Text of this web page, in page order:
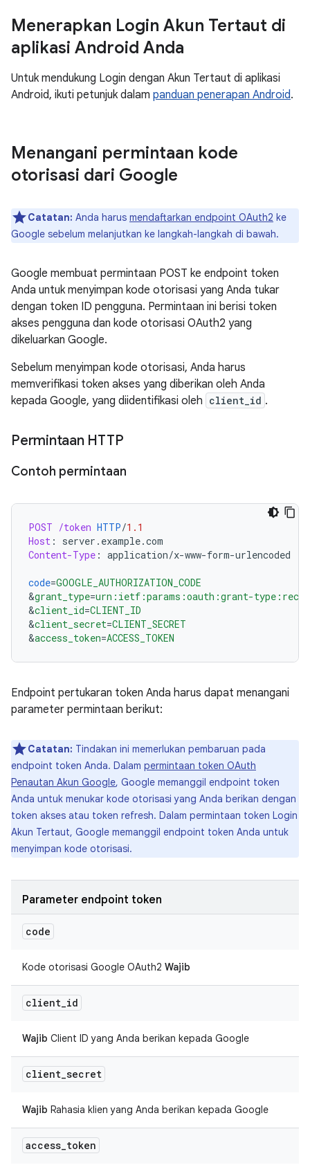
Menerapkan Login Akun Tertaut di
aplikasi Android Anda
Untuk mendukung Login dengan Akun Tertaut di aplikasi
Android, ikuti petunjuk dalam panduan penerapan Android.
Menangani permintaan kode
otorisasi dari Google
Catatan: Anda harus mendaftarkan endpoint OAuth2 ke
Google sebelum melanjutkan ke langkah-langkah di bawah.
Google membuat permintaan POST ke endpoint token
Anda untuk menyimpan kode otorisasi yang Anda tukar
dengan token ID pengguna. Permintaan ini berisi token
akses pengguna dan kode otorisasi OAuth2 yang
dikeluarkan Google.
Sebelum menyimpan kode otorisasi, Anda harus
memverifikasi token akses yang diberikan oleh Anda
kepada Google, yang diidentifikasi oleh client_id .
Permintaan HTTP
Contoh permintaan
POST /token HTTP/1.1
Host :
server.example.com
Content-Type : application/x-www-form-urlencoded
code=GOOGLE_AUTHORIZATION_CODE
&grant_type=urn:ietf:params:oauth:grant-
&client_id=CLIENT_ID
&client_secret=CLIENT_SECRET
&access_token=ACCESS_TOKEN
Endpoint pertukaran token Anda harus dapat menangani
parameter permintaan berikut:
Catatan: Tindakan ini memerlukan pembaruan pada
endpoint token Anda. Dalam permintaan token OAuth
Penautan Akun Google, Google memanggil endpoint token
Anda untuk menukar kode otorisasi yang Anda berikan dengan
token akses atau token refresh. Dalam permintaan token Login
Akun Tertaut, Google memanggil endpoint token Anda untuk
menyimpan kode otorisasi.
Parameter endpoint token
code
Kode otorisasi Google OAuth2 Wajib
client_id
Wajib Client ID yang Anda berikan kepada Google
client_secret
Wajib Rahasia klien yang Anda berikan kepada Google
access_token